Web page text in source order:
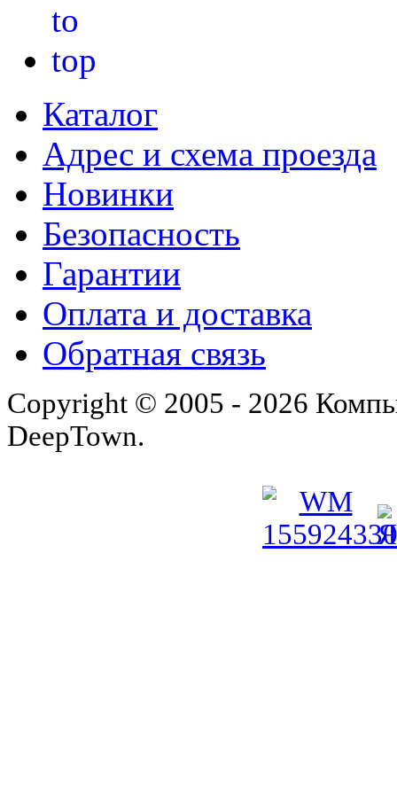
Каталог
Адрес и схема проезда
Новинки
Безопасность
Гарантии
Оплата и доставка
Обратная связь
Copyright © 2005 - 2026
DeepTown.